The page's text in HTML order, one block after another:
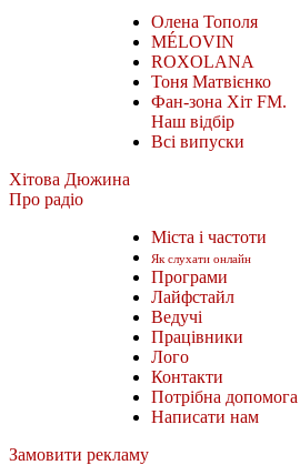
Олена Тополя
MÉLOVIN
ROXOLANA
Тоня Матвієнко
Фан-зона Хіт FM.
Наш відбір
Всі випуски
Хітова Дюжина
Про радіо
Міста і частоти
Як слухати онлайн
Програми
Лайфстайл
Ведучі
Працівники
Лого
Контакти
Потрібна допомога
Написати нам
Замовити рекламу